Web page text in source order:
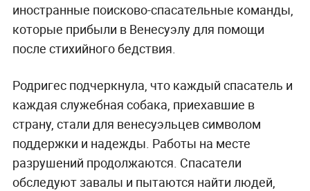
иностранные поисково-спасательные команды,
которые прибыли в Венесуэлу для помощи
после стихийного бедствия.
Родригес подчеркнула, что каждый спасатель и
каждая служебная собака, приехавшие в
страну, стали для венесуэльцев символом
поддержки и надежды. Работы на месте
разрушений продолжаются. Спасатели
обследуют завалы и пытаются найти людей,